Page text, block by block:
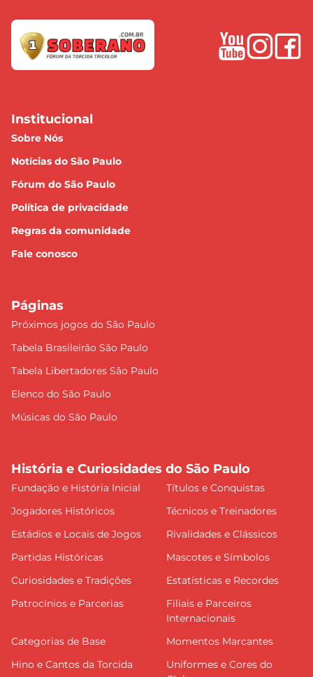
Institucional
Sobre Nós
Notícias do São Paulo
Fórum do São Paulo
Política de privacidade
Regras da comunidade
Fale conosco
Páginas
Próximos jogos do São Paulo
Tabela Brasileirão São Paulo
Tabela Libertadores São Paulo
Elenco do São Paulo
Músicas do São Paulo
História e Curiosidades do São Paulo
Fundação e História Inicial
Títulos e Conquistas
Jogadores Históricos
Técnicos e Treinadores
Estádios e Locais de Jogos
Rivalidades e Clássicos
Partidas Históricas
Mascotes e Símbolos
Curiosidades e Tradições
Estatísticas e Recordes
Patrocínios e Parcerias
Filiais e Parceiros
Internacionais
Categorias de Base
Momentos Marcantes
Hino e Cantos da Torcida
Uniformes e Cores do